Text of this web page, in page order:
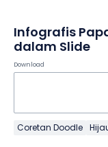
Infografis
dalam Slide
Download
Coretan Doodle